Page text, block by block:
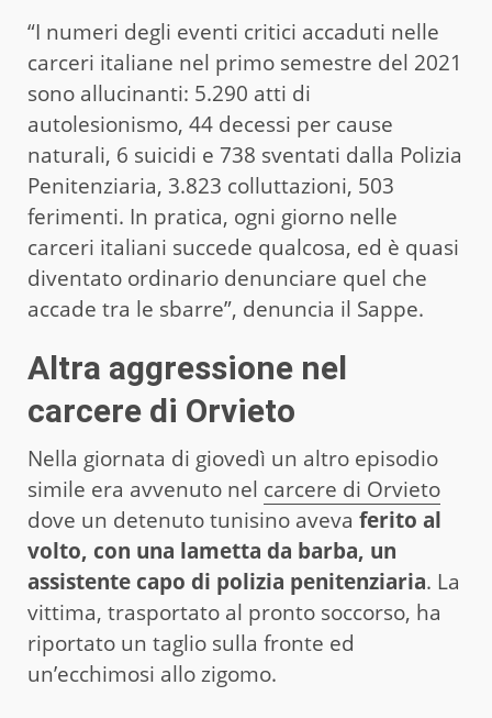
“I numeri degli eventi critici accaduti nelle
carceri italiane nel primo semestre del 2021
sono allucinanti: 5.290 atti di
autolesionismo, 44 decessi per cause
naturali, 6 suicidi e 738 sventati dalla Polizia
Penitenziaria, 3.823 colluttazioni, 503
ferimenti. In pratica, ogni giorno nelle
carceri italiani succede qualcosa, ed è quasi
diventato ordinario denunciare quel che
accade tra le sbarre”, denuncia il Sappe.
Altra aggressione nel
carcere di Orvieto
Nella giornata di giovedì un altro episodio
simile era avvenuto nel carcere di Orvieto
dove un detenuto tunisino aveva ferito al
volto, con una lametta da barba, un
assistente capo di polizia penitenziaria. La
vittima, trasportato al pronto soccorso, ha
riportato un taglio sulla fronte ed
un’ecchimosi allo zigomo.